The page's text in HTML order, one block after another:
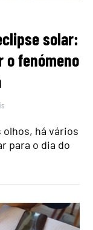
solar:
o fenómeno
olhos, há vários
para o dia do